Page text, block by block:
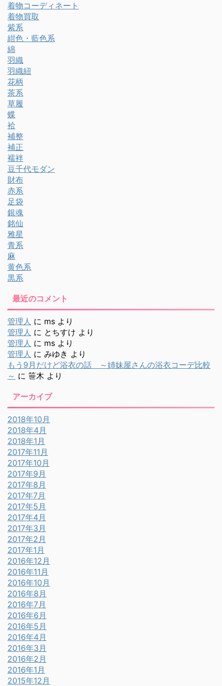
着物コーディネート
着物買取
紫系
紺色・藍色系
綿
羽織
羽織紐
花柄
茶系
草履
蝶
袷
補整
補正
襦袢
豆千代モダン
財布
赤系
足袋
銀魂
銘仙
雅星
青系
麻
黄色系
黒系
最近のコメント
管理人 に ms より
管理人 に とちすけ より
管理人 に ms より
管理人 に みゆき より
もう9月だけど浴衣の話 ～姉妹屋さんの浴衣コーデ比較
～ に 笹木 より
アーカイブ
2018年10月
2018年4月
2018年1月
2017年11月
2017年10月
2017年9月
2017年8月
2017年7月
2017年5月
2017年4月
2017年3月
2017年2月
2017年1月
2016年12月
2016年11月
2016年10月
2016年8月
2016年7月
2016年6月
2016年5月
2016年4月
2016年3月
2016年2月
2016年1月
2015年12月